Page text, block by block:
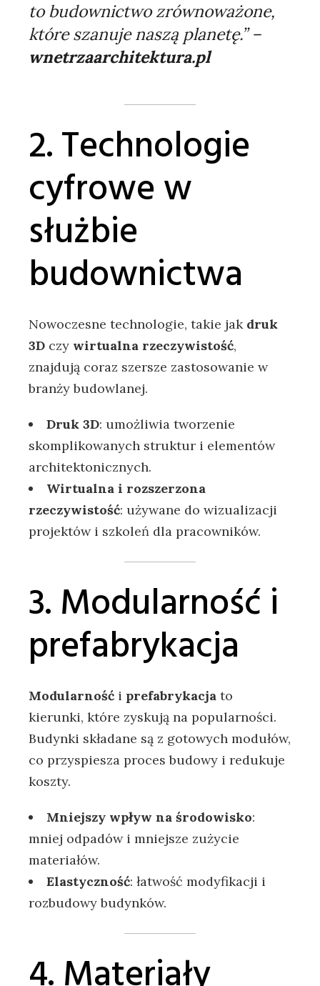
to budownictwo zrównoważone,
które szanuje naszą planetę.” –
wnetrzaarchitektura.pl
2. Technologie
cyfrowe w
służbie
budownictwa
Nowoczesne technologie, takie jak druk
3D czy wirtualna rzeczywistość,
znajdują coraz szersze zastosowanie w
branży budowlanej.
Druk 3D: umożliwia tworzenie
skomplikowanych struktur i elementów
architektonicznych.
Wirtualna i rozszerzona
rzeczywistość: używane do wizualizacji
projektów i szkoleń dla pracowników.
3. Modularność i
prefabrykacja
Modularność i prefabrykacja to
kierunki, które zyskują na popularności.
Budynki składane są z gotowych modułów,
co przyspiesza proces budowy i redukuje
koszty.
Mniejszy wpływ na środowisko:
mniej odpadów i mniejsze zużycie
materiałów.
Elastyczność: łatwość modyfikacji i
rozbudowy budynków.